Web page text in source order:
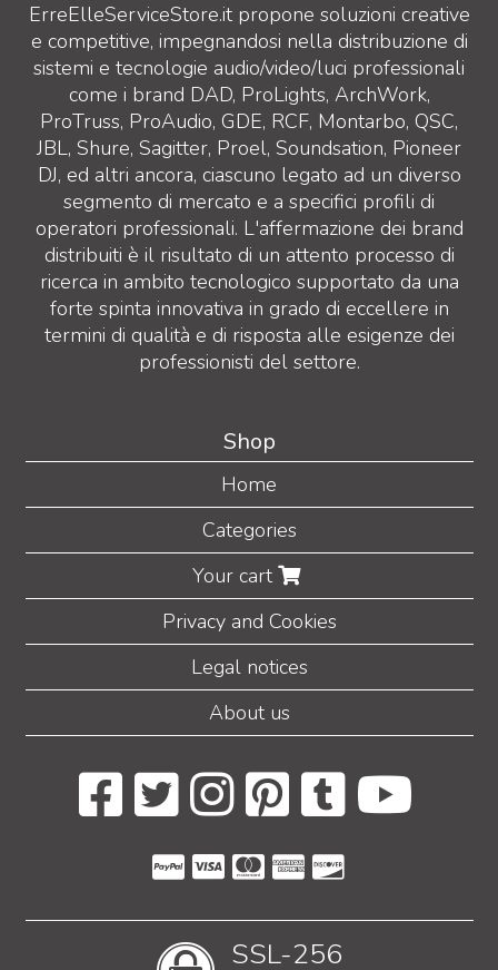
ErreElleServiceStore.it propone soluzioni creative
e competitive, impegnandosi nella distribuzione di
sistemi e tecnologie audio/video/luci professionali
come i brand DAD, ProLights, ArchWork,
ProTruss, ProAudio, GDE, RCF, Montarbo, QSC,
JBL, Shure, Sagitter, Proel, Soundsation, Pioneer
DJ, ed altri ancora, ciascuno legato ad un diverso
segmento di mercato e a specifici profili di
operatori professionali. L'affermazione dei brand
distribuiti è il risultato di un attento processo di
ricerca in ambito tecnologico supportato da una
forte spinta innovativa in grado di eccellere in
termini di qualità e di risposta alle esigenze dei
professionisti del settore.
Shop
Home
Categories
Your cart
Privacy and Cookies
Legal notices
About us
SSL-256